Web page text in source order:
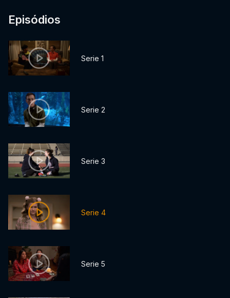
Episódios
Serie 1
Serie 2
Serie 3
Serie 4
Serie 5